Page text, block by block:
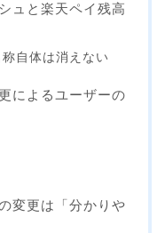
ュと楽天ペイ残高
自体は消えない
によるユーザーの
変更は「分かりや